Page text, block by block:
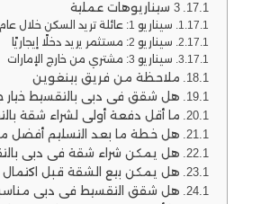
3 سيناريوهات عملية
سيناريو 1: عائلة تريد السكن خلال عام
سيناريو 2: مستثمر يريد دخلًا إيجاريًا
سيناريو 3: مشتري من خارج الإمارات
ملاحظة من فريق بينغوين
هل شقق في دبي بالتقسيط خيار
ما أقل دفعة أولى لشراء شقة
هل خطة ما بعد التسليم أفضل
هل يمكن شراء شقة في دبي
هل يمكن بيع الشقة قبل اكتمال
هل شقق التقسيط في دبي مناسبة